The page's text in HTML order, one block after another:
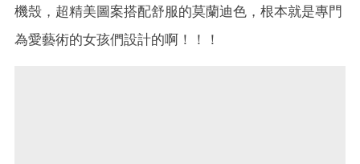
機殼，超精美圖案搭配舒服的莫蘭迪色，根本就是專門
為愛藝術的女孩們設計的啊！
！ ！